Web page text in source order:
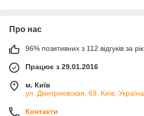
Про нас
96% позитивних з 112 відгуків за рік
Працює з 29.01.2016
м. Київ
ул. Дмитриевская, 69, Київ, Україна
Контакти